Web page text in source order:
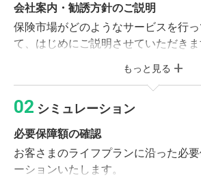
会社案内・勧誘方針のご説明
保険市場がどのようなサービスを行
て、はじめにご説明させていただきま
個人情報同意書・受付カードへのご
ます。
ライフプランニング
お客さまの加入目的、収入、財産や
伺いします。
もっと見る
シミュレーション
必要保障額の確認
お客さまのライフプランに沿った必
ーションいたします。